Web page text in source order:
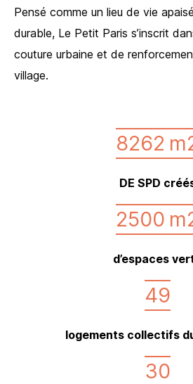
Pensé comme un lieu de vie
durable, Le Petit Paris s’inscrit
couture urbaine et de
village.
8262
DE SPD
2500
d’espaces
49
logements collectifs
30